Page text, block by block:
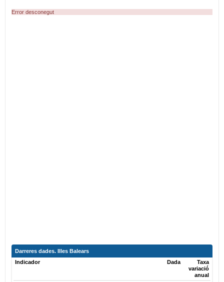
Darreres dades. Illes Balears
Indicador
Dada
Taxa
variació
anual